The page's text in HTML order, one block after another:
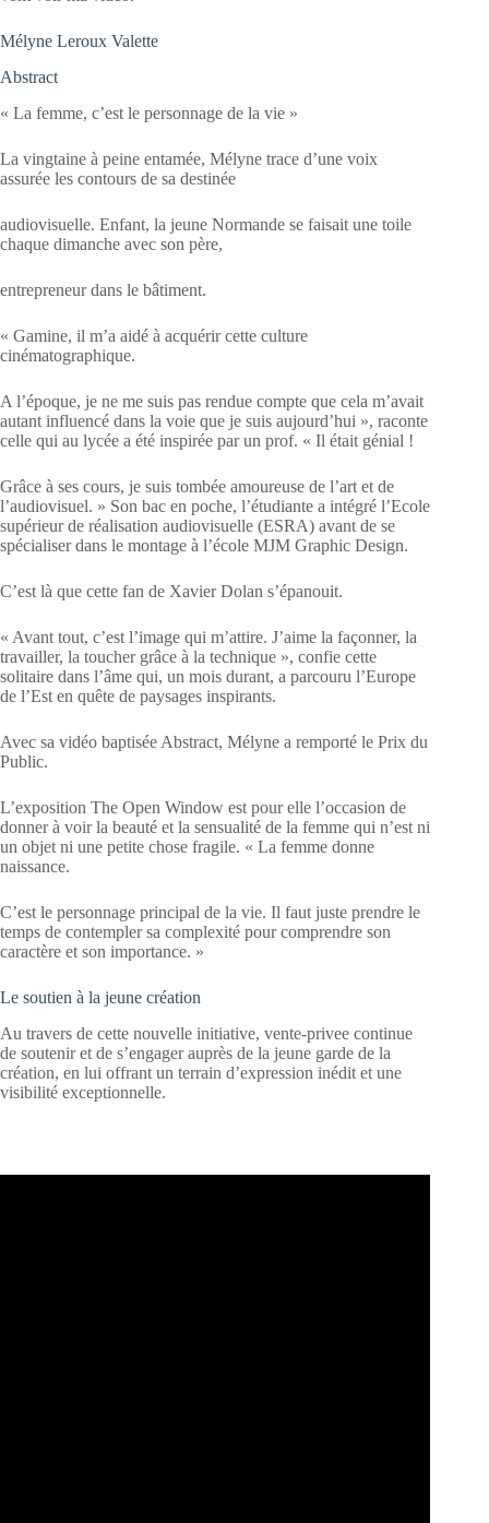
Mélyne Leroux Valette
Abstract
« La femme, c’est le personnage de la vie »
La vingtaine à peine entamée, Mélyne trace d’une voix
assurée les contours de sa destinée
audiovisuelle. Enfant, la jeune Normande se faisait une toile
chaque dimanche avec son père,
entrepreneur dans le bâtiment.
« Gamine, il m’a aidé à acquérir cette culture
cinématographique.
A l’époque, je ne me suis pas rendue compte que cela m’avait
autant influencé dans la voie que je suis aujourd’hui », raconte
celle qui au lycée a été inspirée par un prof. « Il était génial !
Grâce à ses cours, je suis tombée amoureuse de l’art et de
l’audiovisuel. » Son bac en poche, l’étudiante a intégré l’Ecole
supérieur de réalisation audiovisuelle (ESRA) avant de se
spécialiser dans le montage à l’école MJM Graphic Design.
C’est là que cette fan de Xavier Dolan s’épanouit.
« Avant tout, c’est l’image qui m’attire. J’aime la façonner, la
travailler, la toucher grâce à la technique », confie cette
solitaire dans l’âme qui, un mois durant, a parcouru l’Europe
de l’Est en quête de paysages inspirants.
Avec sa vidéo baptisée Abstract, Mélyne a remporté le Prix du
Public.
L’exposition The Open Window est pour elle l’occasion de
donner à voir la beauté et la sensualité de la femme qui n’est ni
un objet ni une petite chose fragile. « La femme donne
naissance.
C’est le personnage principal de la vie. Il faut juste prendre le
temps de contempler sa complexité pour comprendre son
caractère et son importance. »
Le soutien à la jeune création
Au travers de cette nouvelle initiative, vente-privee continue
de soutenir et de s’engager auprès de la jeune garde de la
création, en lui offrant un terrain d’expression inédit et une
visibilité exceptionnelle.